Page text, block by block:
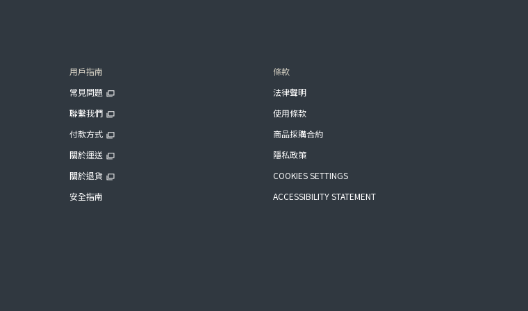
用戶指南
常見問題
聯繫我們
付款方式
關於運送
關於退貨
安全指南
條款
法律聲明
使用條款
商品採購合約
隱私政策
COOKIES SETTINGS
ACCESSIBILITY STATEMENT